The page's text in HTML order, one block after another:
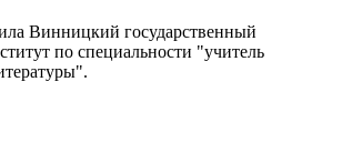
Винницкий государственный
по специальности "учитель